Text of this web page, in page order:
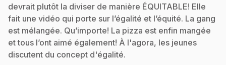
devrait plutôt la diviser de manière ÉQUITABLE! Elle
fait une vidéo qui porte sur l’égalité et l’équité. La gang
est mélangée. Qu’importe! La pizza est enfin mangée
et tous l’ont aimé également! À l'agora, les jeunes
discutent du concept d'égalité.